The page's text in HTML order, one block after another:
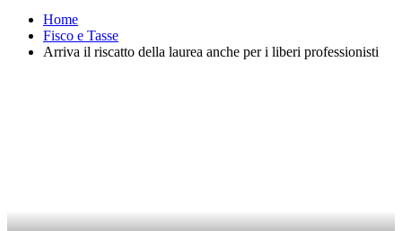
Home
Fisco e Tasse
Arriva il riscatto della laurea anche per i liberi professionisti